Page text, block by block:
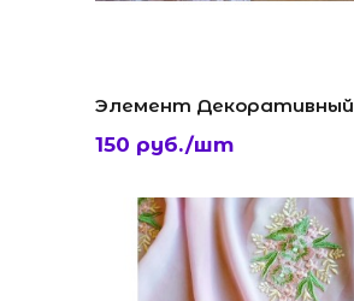
Элемент Декоративный
150 руб./шт